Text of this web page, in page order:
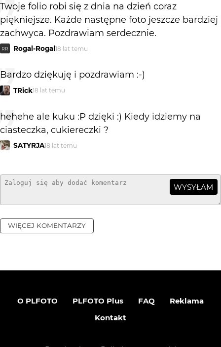
Twoje folio robi się z dnia na dzień coraz
piękniejsze. Każde następne foto jeszcze bardziej
zachwyca. Pozdrawiam serdecznie.
RR Rogal-Rogal 18 lat temu
Bardzo dziękuję i pozdrawiam :-)
TRick18 lat temu
hehehe ale kuku :P dzięki :) Kiedy idziemy na
ciasteczka, cukiereczki ?
SATYRJA18 lat temu
WYSYŁAM
WIĘCEJ KOMENTARZY
O PLFOTO PLFOTO Plus FAQ
Reklama
Kontakt